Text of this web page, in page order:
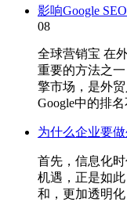
影响Google
08
全球营销宝 在
重要的方法之一
擎市场，是外
Google中的排
为什么企业要
首先，信息化
机遇，正是如
和，更加透明